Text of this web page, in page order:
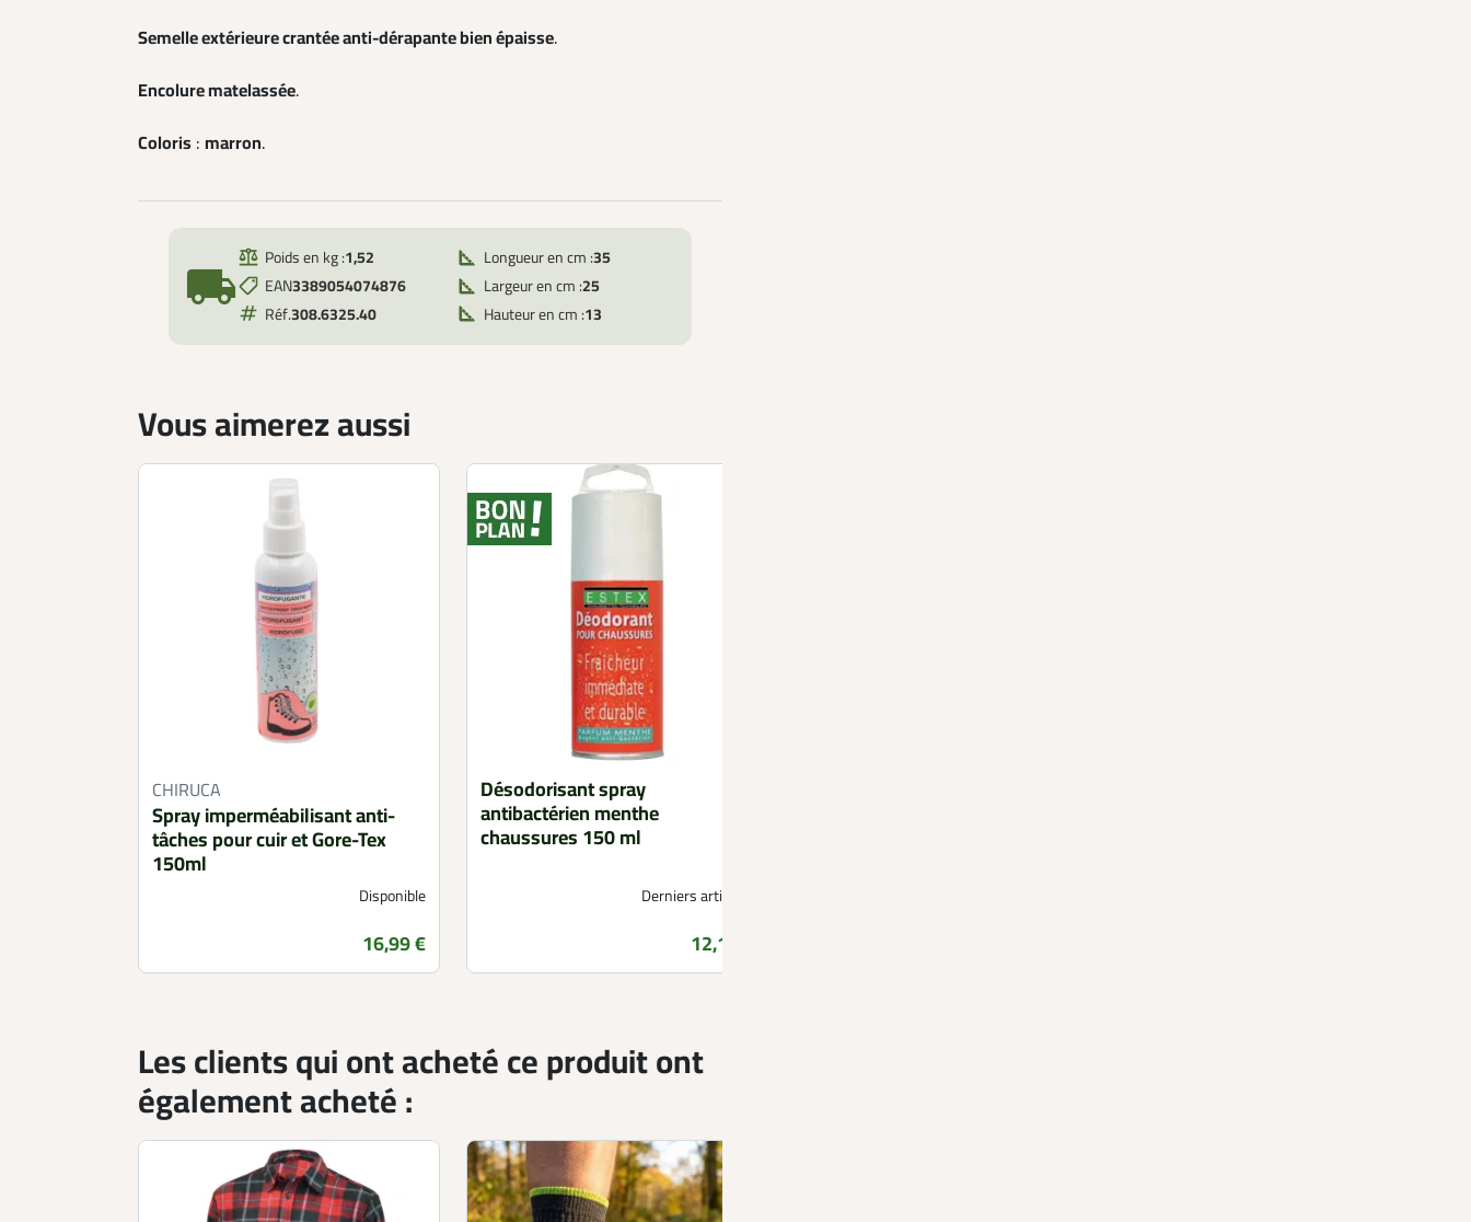
Semelle extérieure crantée anti-dérapante bien épaisse.
Encolure matelassée.
Coloris : marron.
local_shipping
Poids en kg :1,52
EAN3389054074876
Réf.308.6325.40
Longueur en cm :35
Largeur en cm :25
Hauteur en cm :13
Vous aimerez aussi
CHIRUCA
Spray imperméabilisant anti-
tâches pour cuir et Gore-Tex
150ml
Disponible
Prix
16,99 €
Désodorisant spray
antibactérien menthe
chaussures 150 ml
Derniers articles !
Prix
12,16 €
Les clients qui ont acheté ce produit ont
également acheté :